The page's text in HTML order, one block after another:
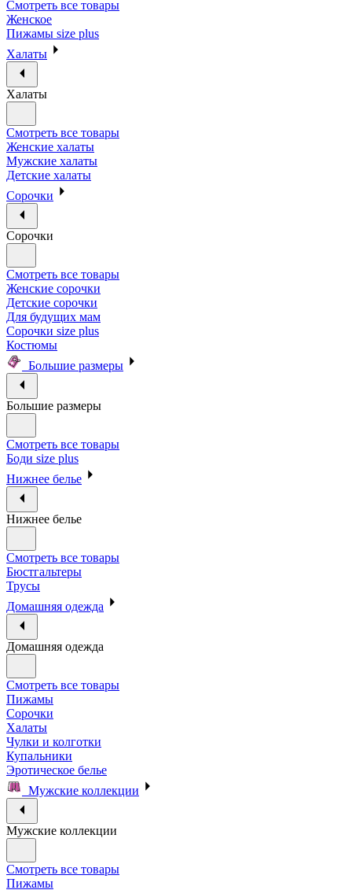
Смотреть все товары
Женское
Пижамы size plus
Халаты
Халаты
Смотреть все товары
Женские халаты
Мужские халаты
Детские халаты
Сорочки
Сорочки
Смотреть все товары
Женские сорочки
Детские сорочки
Для будущих мам
Сорочки size plus
Костюмы
Большие размеры
Большие размеры
Смотреть все товары
Боди size plus
Нижнее белье
Нижнее белье
Смотреть все товары
Бюстгальтеры
Трусы
Домашняя одежда
Домашняя одежда
Смотреть все товары
Пижамы
Сорочки
Халаты
Чулки и колготки
Купальники
Эротическое белье
Мужские коллекции
Мужские коллекции
Смотреть все товары
Пижамы